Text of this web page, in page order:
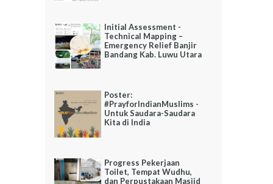
Initial Assessment -
Technical Mapping –
Emergency Relief Banjir
Bandang Kab. Luwu Utara
Poster:
#PrayforIndianMuslims -
Untuk Saudara-Saudara
Kita di India
Progress Pekerjaan
Toilet, Tempat Wudhu,
dan Perpustakaan Masjid